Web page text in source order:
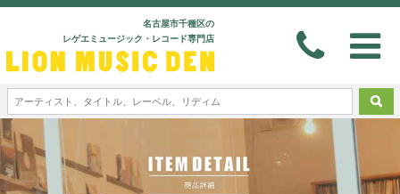
名古屋市千種区の
レゲエミュージック・レコード専門店